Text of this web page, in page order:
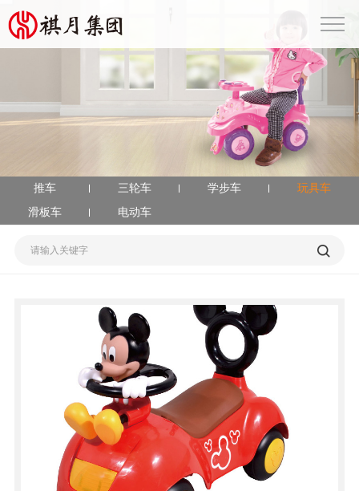
推车 三轮车 学步车
玩具车
滑板车
电动车